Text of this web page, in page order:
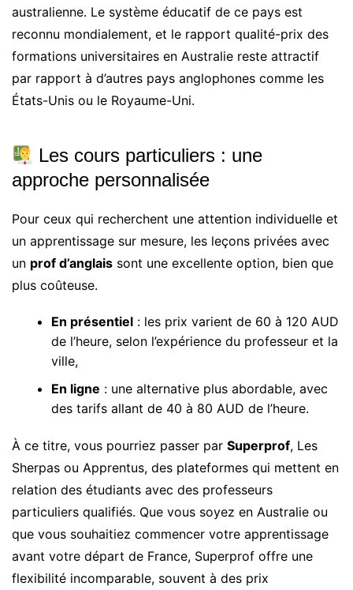
australienne. Le système éducatif de ce pays est
reconnu mondialement, et le rapport qualité-prix des
formations universitaires en Australie reste attractif
par rapport à d’autres pays anglophones comme les
États-Unis ou le Royaume-Uni.
Les cours particuliers : une
approche personnalisée
Pour ceux qui recherchent une attention individuelle et
un apprentissage sur mesure, les leçons privées avec
un prof d’anglais sont une excellente option, bien que
plus coûteuse.
En présentiel : les prix varient de 60 à 120 AUD
de l’heure, selon l’expérience du professeur et la
ville,
En ligne : une alternative plus abordable, avec
des tarifs allant de 40 à 80 AUD de l’heure.
À ce titre, vous pourriez passer par Superprof, Les
Sherpas ou Apprentus, des plateformes qui mettent en
relation des étudiants avec des professeurs
particuliers qualifiés. Que vous soyez en Australie ou
que vous souhaitiez commencer votre apprentissage
avant votre départ de France, Superprof offre une
flexibilité incomparable, souvent à des prix